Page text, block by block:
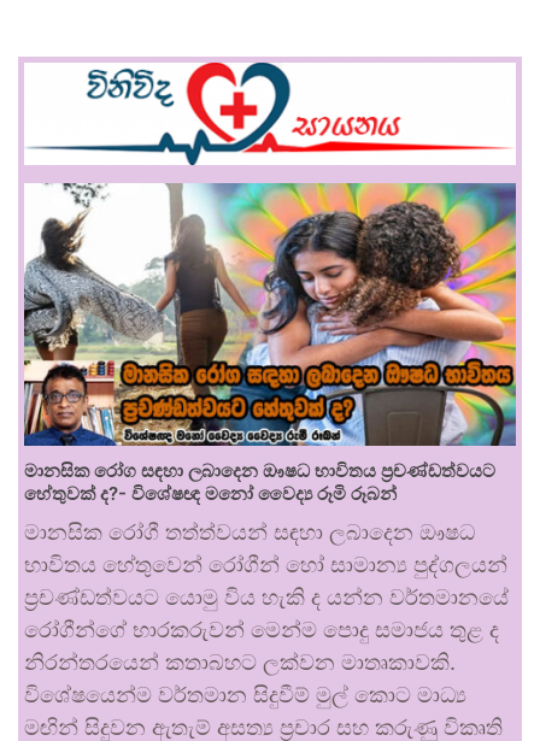
මානසික රෝග සඳහා ලබාදෙන ඖෂධ භාවිතය ප්‍රචණ්ඩත්වයට
හේතුවක් ද?- විශේෂඥ මනෝ වෛද්‍ය රූමි රූබන්
මානසික රෝගී තත්ත්වයන් සඳහා ලබාදෙන ඖෂධ
භාවිතය හේතුවෙන් රෝගීන් හෝ සාමාන්‍ය පුද්ගලයන්
ප්‍රචණ්ඩත්වයට යොමු විය හැකි ද යන්න වර්තමානයේ
රෝගීන්ගේ භාරකරුවන් මෙන්ම පොදු සමාජය තුළ ද
නිරන්තරයෙන් කතාබහට ලක්වන මාතෘකාවකි.
විශේෂයෙන්ම වර්තමාන සිදුවීම් මුල් කොට මාධ්‍ය
මඟින් සිදුවන ඇතැම් අසත්‍ය ප්‍රචාර සහ කරුණු විකෘති